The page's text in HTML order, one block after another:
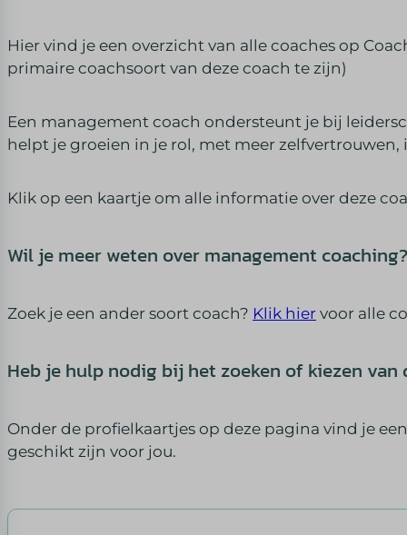
Hier vind je een overzicht van alle coaches op
primaire coachsoort van deze coach te zijn)
Een management coach ondersteunt je bij
helpt je groeien in je rol, met meer
Klik op een kaartje om alle informatie over deze
Wil je meer weten over management coaching?
Zoek je een ander soort coach? Klik hiervoor alle
Heb je hulp nodig bij het zoeken of kiezen
Onder de profielkaartjes op deze pagina vind je
geschikt zijn voor jou.